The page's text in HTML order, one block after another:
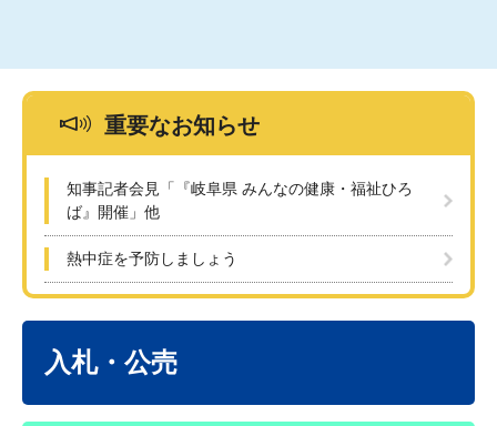
重要なお知らせ
知事記者会見「『岐阜県 みんなの健康・福祉ひろ
ば』開催」他
熱中症を予防しましょう
入札・公売